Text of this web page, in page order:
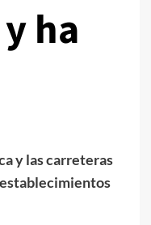
ha
y las carreteras
establecimientos